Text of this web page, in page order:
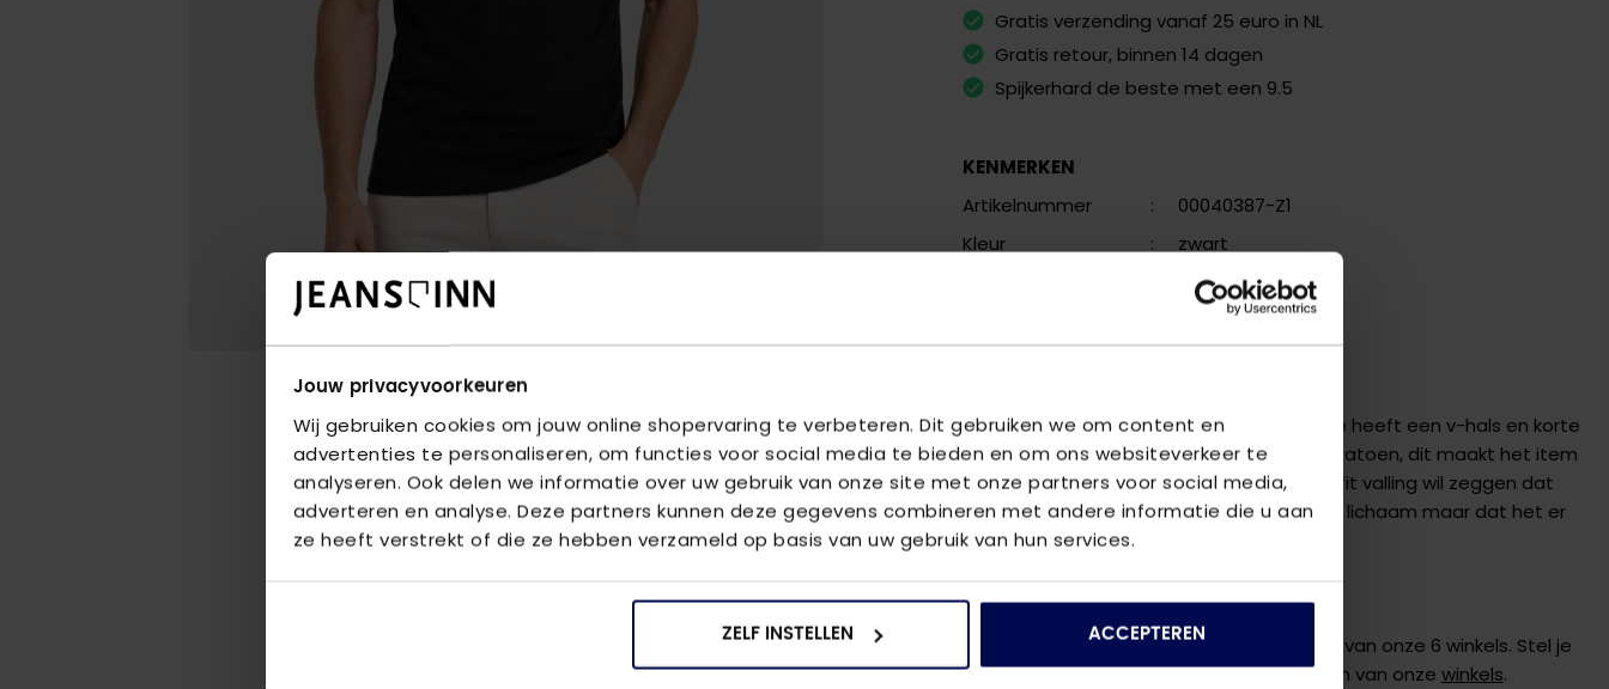
Jouw privacyvoorkeuren
Wij gebruiken cookies om jouw online shopervaring te verbeteren. Dit gebruiken we om content en
advertenties te personaliseren, om functies voor social media te bieden en om ons websiteverkeer te
analyseren. Ook delen we informatie over uw gebruik van onze site met onze partners voor social media,
adverteren en analyse. Deze partners kunnen deze gegevens combineren met andere informatie die u aan
ze heeft verstrekt of die ze hebben verzameld op basis van uw gebruik van hun services.
ZELF INSTELLEN ACCEPTEREN
Gratis verzending vanaf 25 euro in NL
Gratis retour, binnen 14 dagen
Spijkerhard de beste met een 9.5
KENMERKEN
Artikelnummer
:
00040387-Z1
Kleur
:
zwart
V-hals
Dit zwarte semi body fit t-shirt van Garage heeft een v-hals en korte
mouwen. Het t-shirt is gemaakt van 100% katoen, dit maakt het item
aangenaam om te dragen. De semi body fit valling wil zeggen dat
het item niet geheel strak aansluit om het lichaam maar dat het er
net was losser omheen valt.
VRAGEN OVER DIT PRODUCT?
We helpen je graag verder online of in één van onze 6 winkels. Stel je
vraag aan deklantenserviceof bezoek een van onze winkels.